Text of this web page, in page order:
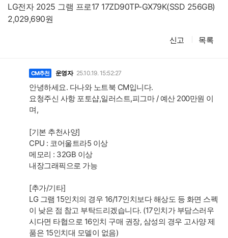
LG전자 2025 그램 프로17 17ZD90TP-GX79K(SSD 256GB)
2,029,690원
신고 목록
CM추천 운영자 25.10.19. 15:52:27
안녕하세요. 다나와 노트북 CM입니다.
요청주신 사항 포토샵,일러스트,피그마 / 예산 200만원 이
며,
[기본 추천사양]
CPU : 코어울트라5 이상
메모리 : 32GB 이상
내장그래픽으로 가능
[추가/기타]
LG 그램 15인치의 경우 16/17인치보다 해상도 등 화면 스펙
이 낮은 점 참고 부탁드리겠습니다. (17인치가 부담스러우
시다면 타협으로 16인치 구매 권장, 삼성의 경우 고사양 제
품은 15인치대 모델이 없음)